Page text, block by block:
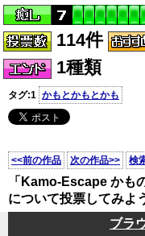
114件
1種類
タグ:1 かもとかもとかも
<<前の作品 次の作品>> 検
「Kamo-Escape かも
について投票してみよ
ブラ